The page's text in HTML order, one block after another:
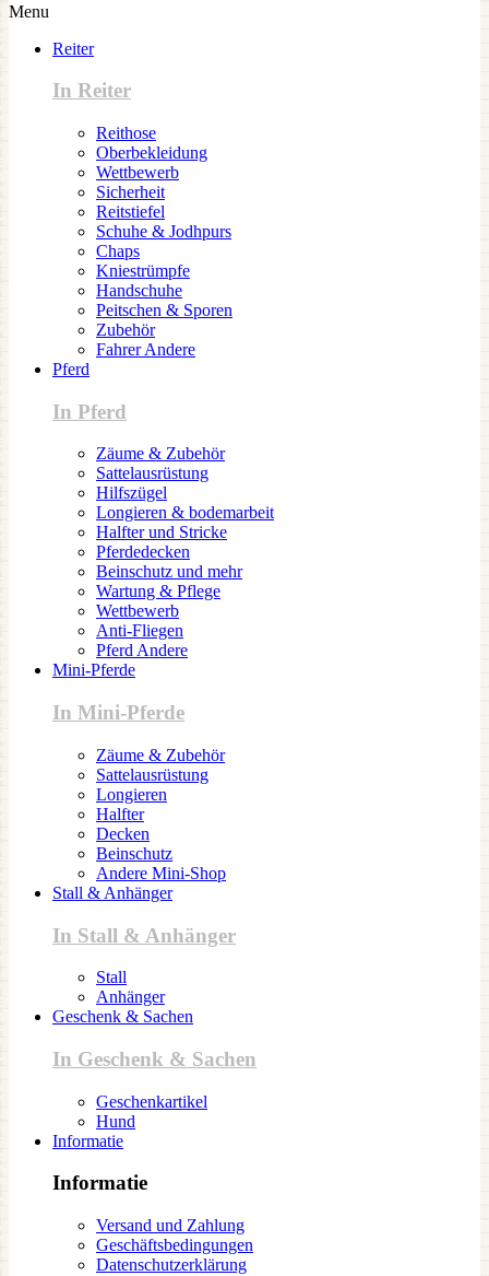
Menu
Reiter
In Reiter
Reithose
Oberbekleidung
Wettbewerb
Sicherheit
Reitstiefel
Schuhe & Jodhpurs
Chaps
Kniestrümpfe
Handschuhe
Peitschen & Sporen
Zubehör
Fahrer Andere
Pferd
In Pferd
Zäume & Zubehör
Sattelausrüstung
Hilfszügel
Longieren & bodemarbeit
Halfter und Stricke
Pferdedecken
Beinschutz und mehr
Wartung & Pflege
Wettbewerb
Anti-Fliegen
Pferd Andere
Mini-Pferde
In Mini-Pferde
Zäume & Zubehör
Sattelausrüstung
Longieren
Halfter
Decken
Beinschutz
Andere Mini-Shop
Stall & Anhänger
In Stall & Anhänger
Stall
Anhänger
Geschenk & Sachen
In Geschenk & Sachen
Geschenkartikel
Hund
Informatie
Informatie
Versand und Zahlung
Geschäftsbedingungen
Datenschutzerklärung